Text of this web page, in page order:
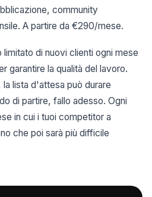
community
A partire da €290/mese.
limitato di nuovi clienti ogni mese
la qualità del lavoro.
lista d'attesa può durare
di partire, fallo adesso. Ogni
in cui i tuoi competitor a
che poi sarà più difficile